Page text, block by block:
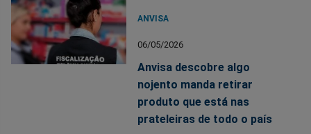
ANVISA
06/05/2026
Anvisa descobre algo
nojento manda retirar
produto que está nas
prateleiras de todo o país